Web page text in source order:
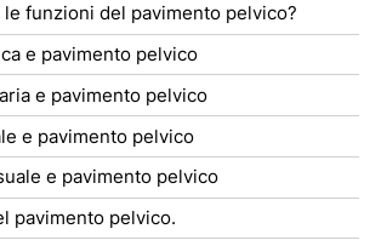
le funzioni del pavimento pelvico?
e pavimento pelvico
e pavimento pelvico
e pavimento pelvico
e pavimento pelvico
pavimento pelvico.